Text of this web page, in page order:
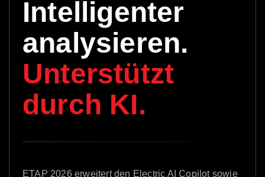
Intelligenter
analysieren.
Unterstützt
durch KI.
ETAP 2026 erweitert den Electric AI Copilot sowie